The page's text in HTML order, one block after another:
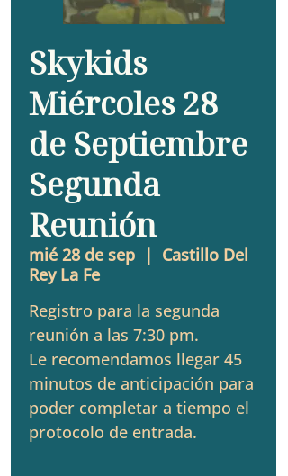
Skykids
Miércoles 28
de Septiembre
Segunda
Reunión
mié 28 de sep
  |
Castillo Del
Rey La Fe
Registro para la segunda
reunión a las 7:30 pm.
Le recomendamos llegar 45
minutos de anticipación para
poder completar a tiempo el
protocolo de entrada.